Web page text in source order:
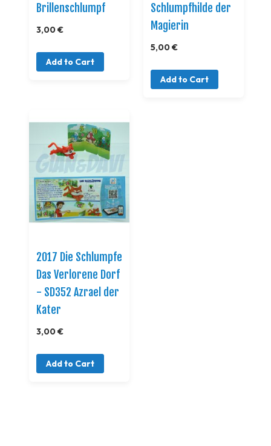
Brillenschlumpf
3,00 €
Add to Cart
Schlumpfhilde der
Magierin
5,00 €
Add to Cart
2017 Die Schlumpfe
Das Verlorene Dorf
- SD352 Azrael der
Kater
3,00 €
Add to Cart